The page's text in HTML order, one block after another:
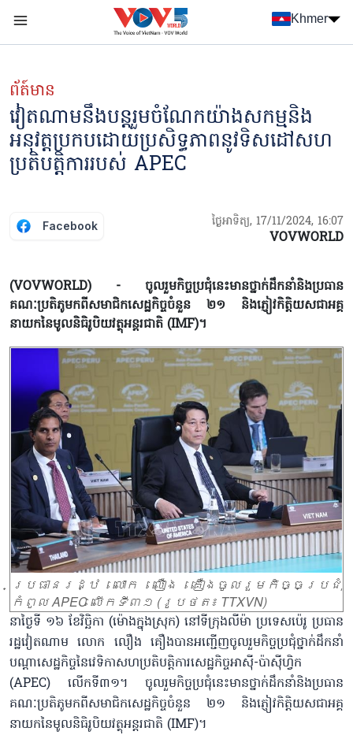
Nhảy đến nội dung
Khmer
ព័ត៍មាន
វៀតណាមនឹងបន្តរួមចំណែកយ៉ាងសកម្មនិង
អនុវត្តប្រកបដោយប្រសិទ្ធភាពនូវទិសដៅសហ
ប្រតិបត្តិការរបស់ APEC
Facebook ថ្ងៃអាទិត្យ, 17/11/2024, 16:07
VOVWORLD
(VOVWORLD) - ចូលរួមកិច្ចប្រជុំនេះមានថ្នាក់ដឹកនាំនិងប្រធាន
គណៈប្រតិភូមកពីសមាជិកសេដ្ឋកិច្ចចំនួន ២១ និងភ្ញៀវកិត្តិយសជាអគ្គ
នាយកនៃមូលនិធិរូបិយវត្ថុអន្តរជាតិ (IMF)។
ប្រធានរដ្ឋ លោក លឿង គឿងចូលរួមកិច្ចប្រជុំ
កំពូល APEC លើកទី៣១ (រូបថត៖ TTXVN)
នាថ្ងៃទី ១៦ ខែវិច្ឆិកា (ម៉ោងក្នុងស្រុក) នៅទីក្រុងលីម៉ា ប្រទេសប៉េរូ ប្រធាន
រដ្ឋវៀតណាម លោក លឿង គឿងបានអញ្ជើញចូលរួមកិច្ចប្រជុំថ្នាក់ដឹកនាំ
បណ្តាសេដ្ឋកិច្ចនៃវេទិកាសហប្រតិបត្តិការសេដ្ឋកិច្ចអាស៊ី-ប៉ាស៊ីហ្វិក
(APEC) លើកទី៣១។ ចូលរួមកិច្ចប្រជុំនេះមានថ្នាក់ដឹកនាំនិងប្រធាន
គណៈប្រតិភូមកពីសមាជិកសេដ្ឋកិច្ចចំនួន ២១ និងភ្ញៀវកិត្តិយសជាអគ្គ
នាយកនៃមូលនិធិរូបិយវត្ថុអន្តរជាតិ (IMF)។